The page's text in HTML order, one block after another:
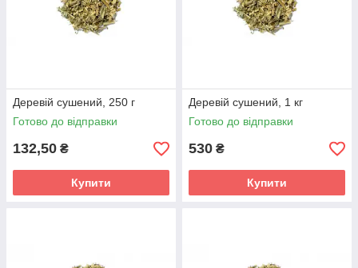
Деревій сушений, 250 г
Готово до відправки
132,50 ₴
Купити
Деревій сушений, 1 кг
Готово до відправки
530 ₴
Купити